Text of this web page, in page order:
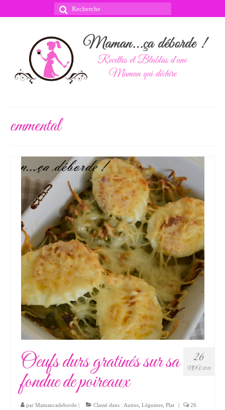
Rechercher
emmental
26
NOV 2018
Oeufs durs gratinés sur sa
fondue de poireaux
par Mamancadeborde | Classé dans : Autres Légumes Plat | 26